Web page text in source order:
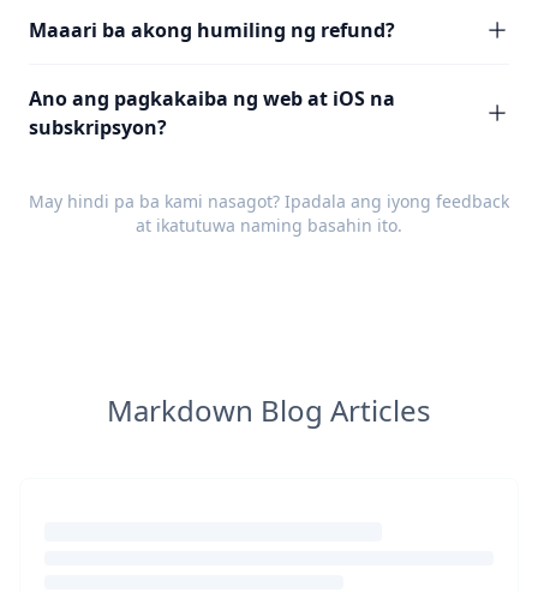
Maaari ba akong humiling ng refund?
Ano ang pagkakaiba ng web at iOS na
subskripsyon?
May hindi pa ba kami nasagot? Ipadala ang iyong feedback
at ikatutuwa naming basahin ito.
Markdown Blog Articles